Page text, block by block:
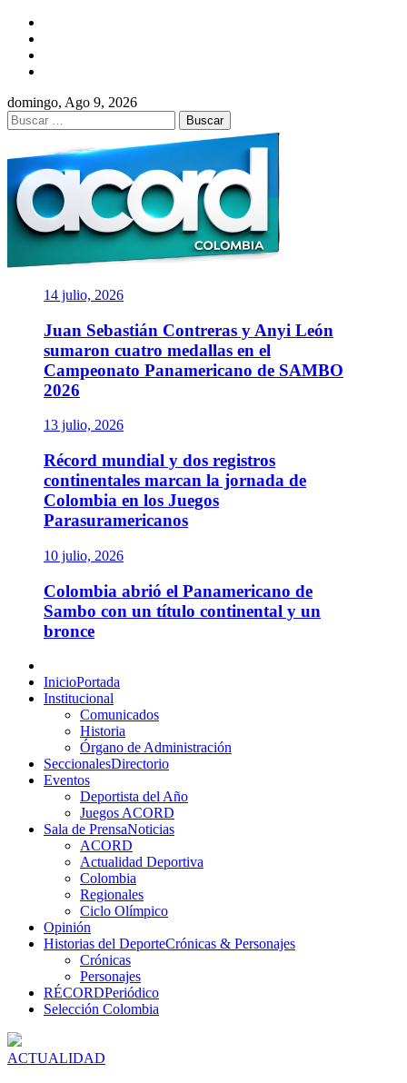
Saltar
contenido
domingo, Ago 9, 2026
Buscar:
Asociación de Periodistas Deportivos
14 julio, 2026
Juan Sebastián Contreras y Anyi León
sumaron cuatro medallas en el
Campeonato Panamericano de SAMBO
2026
13 julio, 2026
Récord mundial y dos registros
continentales marcan la jornada de
Colombia en los Juegos
Parasuramericanos
10 julio, 2026
Colombia abrió el Panamericano de
Sambo con un título continental y un
bronce
Menú
principalInicioPortada
Institucional
Comunicados
Historia
Órgano de Administración
SeccionalesDirectorio
Eventos
Deportista del Año
Juegos ACORD
Sala de PrensaNoticias
ACORD
Actualidad Deportiva
Colombia
Regionales
Ciclo Olímpico
Opinión
Historias del DeporteCrónicas & Personajes
Crónicas
Personajes
RÉCORDPeriódico
Selección Colombia
ACTUALIDAD